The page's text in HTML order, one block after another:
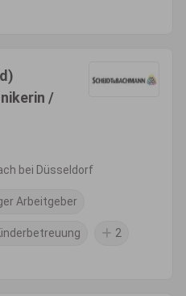
/
bei Düsseldorf
Arbeitgeber
2